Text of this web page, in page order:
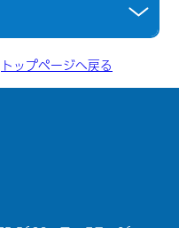
トップページへ戻る